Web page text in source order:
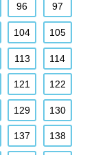
96 97
104 105
113 114
121 122
129 130
137 138